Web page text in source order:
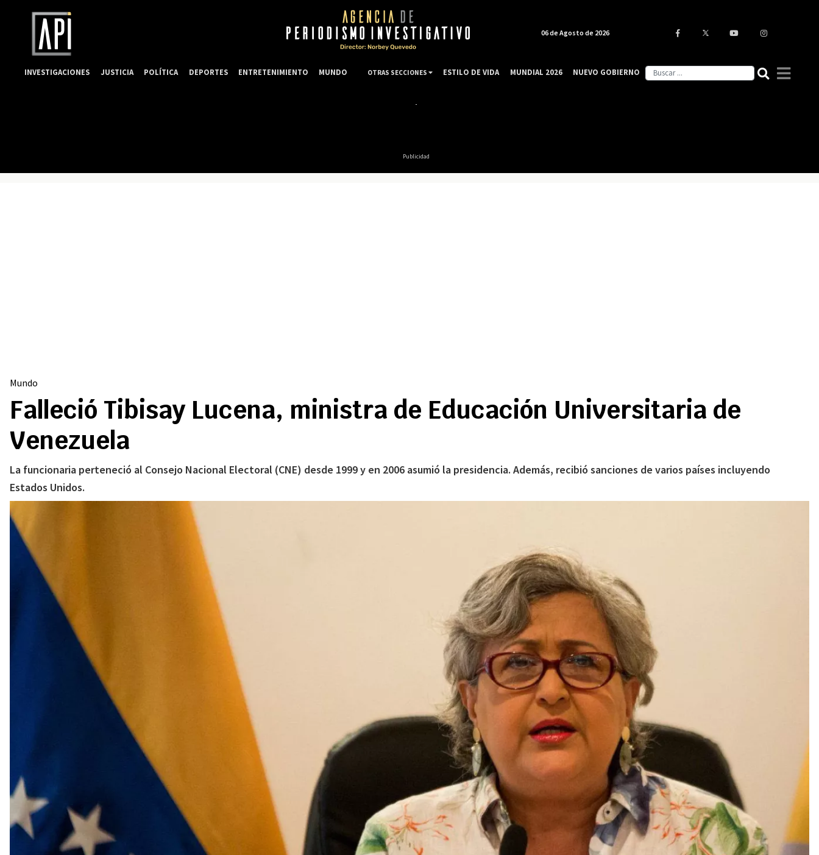
Publicidad
Mundo
Falleció Tibisay Lucena, ministra de Educación Universitaria de
Venezuela
La funcionaria perteneció al Consejo Nacional Electoral (CNE) desde 1999 y en 2006 asumió la presidencia. Además, recibió sanciones de varios países incluyendo
Estados Unidos.
06 de Agosto de 2026
INVESTIGACIONES JUSTICIA POLÍTICA DEPORTES ENTRETENIMIENTO MUNDO OTRAS SECCIONES ESTILO DE VIDA MUNDIAL 2026 NUEVO GOBIERNO